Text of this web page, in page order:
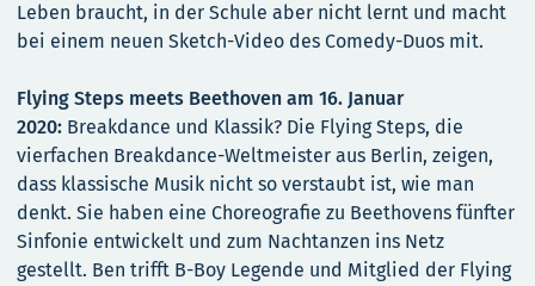
Leben braucht, in der Schule aber nicht lernt und macht
bei einem neuen Sketch-Video des Comedy-Duos mit.
Flying Steps meets Beethoven am 16. Januar
2020: Breakdance und Klassik? Die Flying Steps, die
vierfachen Breakdance-Weltmeister aus Berlin, zeigen,
dass klassische Musik nicht so verstaubt ist, wie man
denkt. Sie haben eine Choreografie zu Beethovens fünfter
Sinfonie entwickelt und zum Nachtanzen ins Netz
gestellt. Ben trifft B-Boy Legende und Mitglied der Flying